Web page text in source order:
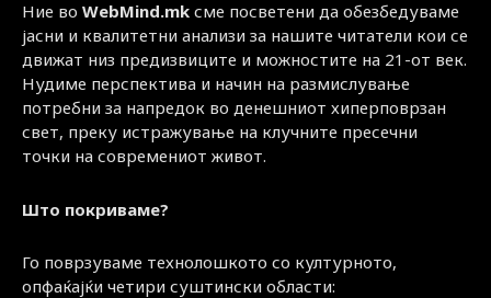
Ние во WebMind.mk сме посветени да обезбедуваме
јасни и квалитетни анализи за нашите читатели кои се
движат низ предизвиците и можностите на 21-от век.
Нудиме перспектива и начин на размислување
потребни за напредок во денешниот хиперповрзан
свет, преку истражување на клучните пресечни
точки на современиот живот.
Што покриваме?
Го поврзуваме технолошкото со културното,
опфаќајќи четири суштински области: